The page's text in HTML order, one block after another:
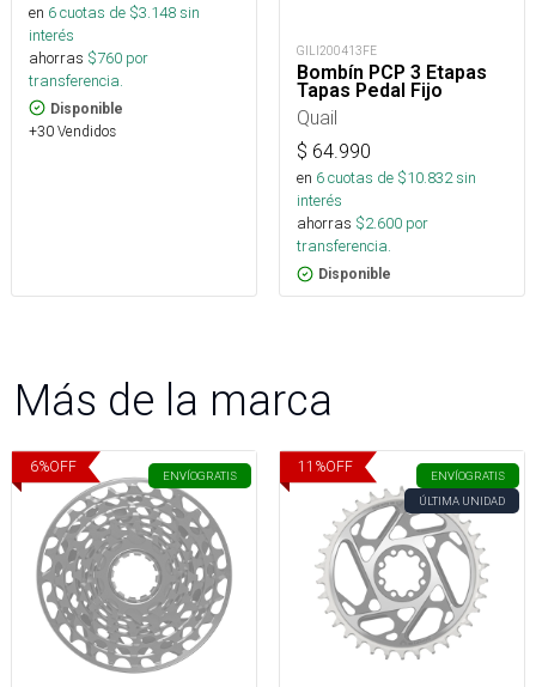
en 6cuotas de $3.148sin
interés
ahorras $760 por
transferencia.
Disponible
+30 Vendidos
GILI200413FE
Bombín PCP 3 Etapas
Tapas Pedal Fijo
Quail
$ 64.990
en 6cuotas de $10.832sin
interés
ahorras $2.600 por
transferencia.
Disponible
Más de la marca
6%OFF
ENVÍOGRATIS
11 %OFF
ENVÍOGRATIS
ÚLTIMA UNIDAD